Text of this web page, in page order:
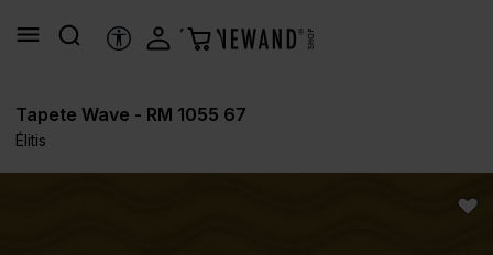
springen
HILFSTOOLS
Tapete Wave - RM 1055 67
Élitis